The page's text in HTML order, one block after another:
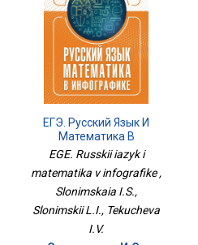
ЕГЭ. Русский Язык И
Математика В
Инфографике
EGE. Russkii iazyk i
matematika v infografike ,
Slonimskaia I.S.,
Slonimskii L.I., Tekucheva
I.V.